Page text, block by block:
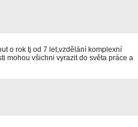
o rok tj od 7 let,vzdělání komplexní
mohou všichni vyrazit do světa práce a